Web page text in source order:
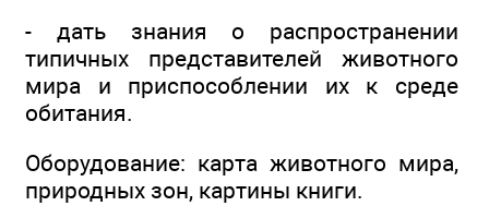
- дать знания о распространении
типичных представителей животного
мира и приспособлении их к среде
обитания.
Оборудование: карта животного мира,
природных зон, картины книги.